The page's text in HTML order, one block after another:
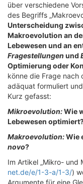
über verschiedene
des Begriffs
Unterscheidung
Makroevolution an
Lebewesen und an
Fragestellungen und
Optimierung oder
könne die Frage nach
adäquat formuliert
Kurz gefasst:
Mikroevolution:Wie
Lebewesen
Makroevolution:Wie
novo?
Im Artikel „Mikro- und
net.de/e/1-3-a/1-3/)
Argumente für eine